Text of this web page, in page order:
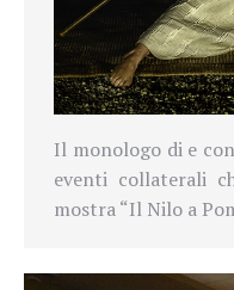
Il monologo di e
eventi collaterali
mostra “Il Nilo a